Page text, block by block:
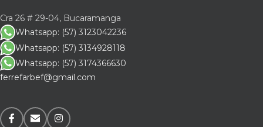
Cra 26 # 29-04, Bucaramanga
Whatsapp: (57) 3123042236
Whatsapp: (57) 3134928118
Whatsapp: (57) 3174366630
ferrefarbef@gmail.com